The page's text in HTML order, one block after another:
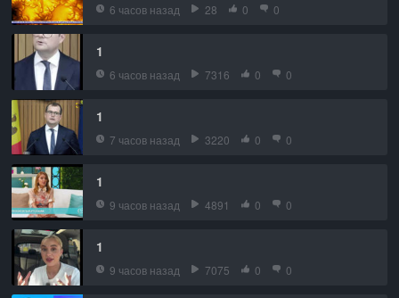
6 часов назад 28 0 0
1
6 часов назад 7316 0 0
1
7 часов назад 3220 0 0
1
9 часов назад 4891 0 0
1
9 часов назад 7075 0 0